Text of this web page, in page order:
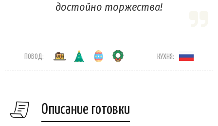
достойно торжества!
ПОВОД: КУХНЯ:
Описание готовки